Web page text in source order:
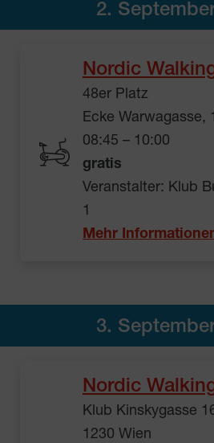
2.
Nordic
48er Platz
Ecke Warwagasse,
08:45 – 10:00
gratis
Veranstalter: Klub
1
Mehr
3.
Nordic
Klub Kinskygasse
1230 Wien